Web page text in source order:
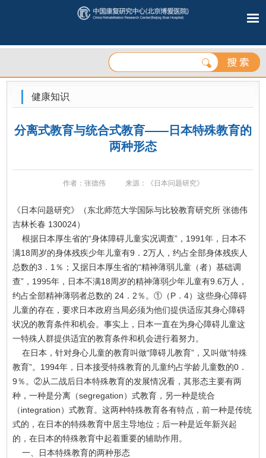
健康知识
分离式教育与统合式教育——日本特殊教育的
两种形态
作者：张德伟 来源：《日本问题研究》
《日本问题研究》（东北师范大学国际与比较教育研究所 张德伟
吉林长春 130024）
根据日本厚生省的“身体障碍儿童实况调查”，1991年，日本不
满18周岁的身体残疾少年儿童有9．2万人，约占全部身体残疾人
总数的3．1％；又据日本厚生省的“精神薄弱儿童（者）基础调
查”，1995年，日本不满18周岁的精神薄弱少年儿童有9.6万人，
约占全部精神薄弱者总数的 24．2％。①（P．4）这些身心障碍
儿童的存在，要求日本政府当局必须为他们提供适应其身心障碍
状况的教育条件和机会。事实上，日本一直在为身心障碍儿童这
一特殊人群提供适宜的教育条件和机会进行着努力。
在日本，针对身心儿童的教育叫做“障碍儿教育”，又叫做“特殊
教育”。1994年，日本接受特殊教育的儿童约占学龄儿童数的0．
9％。②从二战后日本特殊教育的发展情况看，其形态主要有两
种，一种是分离（segregation）式教育，另一种是统合
（integration）式教育。这两种特殊教育各有特点，前一种是传统
式的，在日本的特殊教育中居主导地位；后一种是近年新兴起
的，在日本的特殊教育中起着重要的辅助作用。
一、日本特殊教育的两种形态